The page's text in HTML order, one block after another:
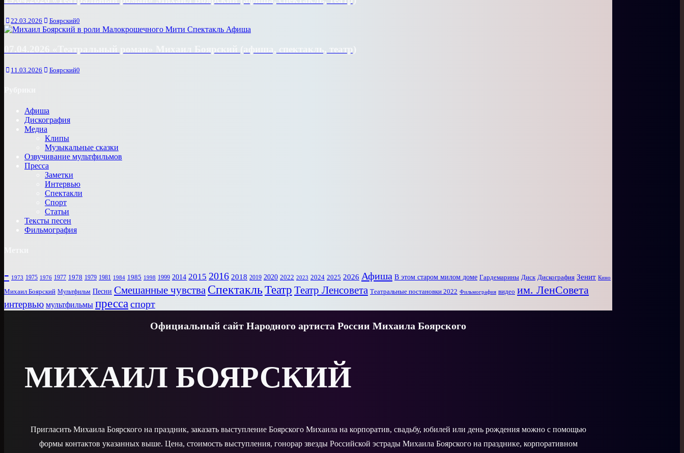
22.03.2026 Боярский0
11.03.2026 Боярский0
Афиша
Дискография
Медиа
Клипы
Музыкальные сказки
Озвучивание мультфильмов
Пресса
Заметки
Интервью
Спектакли
Спорт
Статьи
Тексты песен
Фильмография
- 1973 1975 1976 1977 1978 1979 1981 1984 1985 1998 1999 2014 2015 2016 2018 2019 2020 2022 2023 2024 2025 2026 Афиша В этом старом милом доме Гардемарины Диск Дискография Зенит Кино
Михаил Боярский Мультфильм Песни Смешанные чувства СпектакльТеатр Театр Ленсовета Театральные постановки 2022 Фильмография видео им. ЛенСовета
интервью мультфильмы пресса спорт
Официальный сайт Народного артиста России Михаила Боярского
МИХАИЛ БОЯРСКИЙ
Пригласить Михаила Боярского на праздник, заказать выступление Боярского Михаила на корпоратив, свадьбу, юбилей или день рождения можно с помощью
формы контактов указанных выше. Цена, стоимость выступления, гонорар звезды Российской эстрады Михаила Боярского на празднике, корпоративном